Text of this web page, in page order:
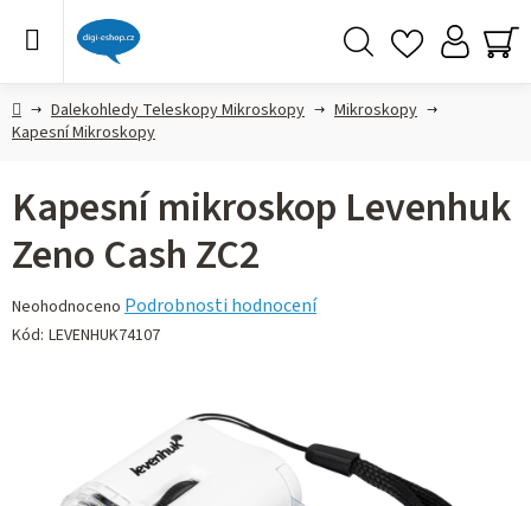
DomůDalekohledy Teleskopy Mikroskopy
Mikroskopy
Kapesní Mikroskopy
Kapesní mikroskop Levenhuk
Zeno Cash ZC2
Průměrné
hodnocení
Neohodnoceno Podrobnosti hodnocení
Kód: LEVENHUK74107